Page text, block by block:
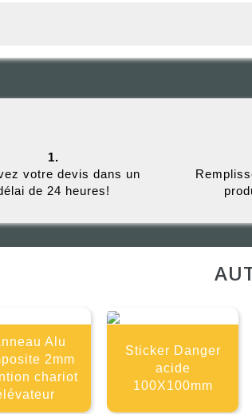
1.
votre devis dans un
de 24 heures!
Alu
2mm
chariot
Sticker Danger
acide
100X100mm